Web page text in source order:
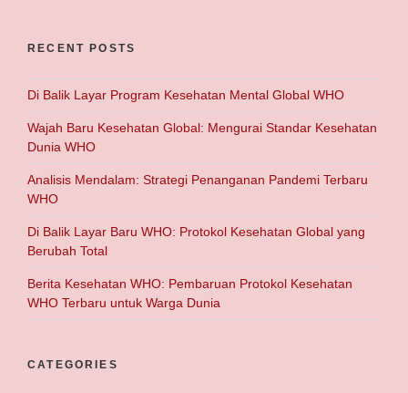
RECENT POSTS
Di Balik Layar Program Kesehatan Mental Global WHO
Wajah Baru Kesehatan Global: Mengurai Standar Kesehatan
Dunia WHO
Analisis Mendalam: Strategi Penanganan Pandemi Terbaru
WHO
Di Balik Layar Baru WHO: Protokol Kesehatan Global yang
Berubah Total
Berita Kesehatan WHO: Pembaruan Protokol Kesehatan
WHO Terbaru untuk Warga Dunia
CATEGORIES